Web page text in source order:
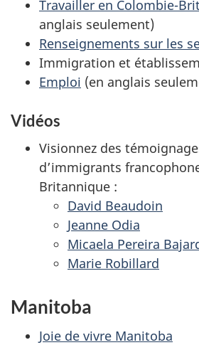
Travailler en Colombie-
anglais seulement)
Renseignements sur les
Immigration et
Emploi (en anglais
Vidéos
Visionnez des
d’immigrants
Britannique :
David Beaudoin
Jeanne Odia
Micaela Pereira
Marie Robillard
Manitoba
Joie de vivre Manitoba